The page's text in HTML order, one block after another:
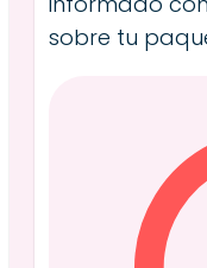
sobre tu